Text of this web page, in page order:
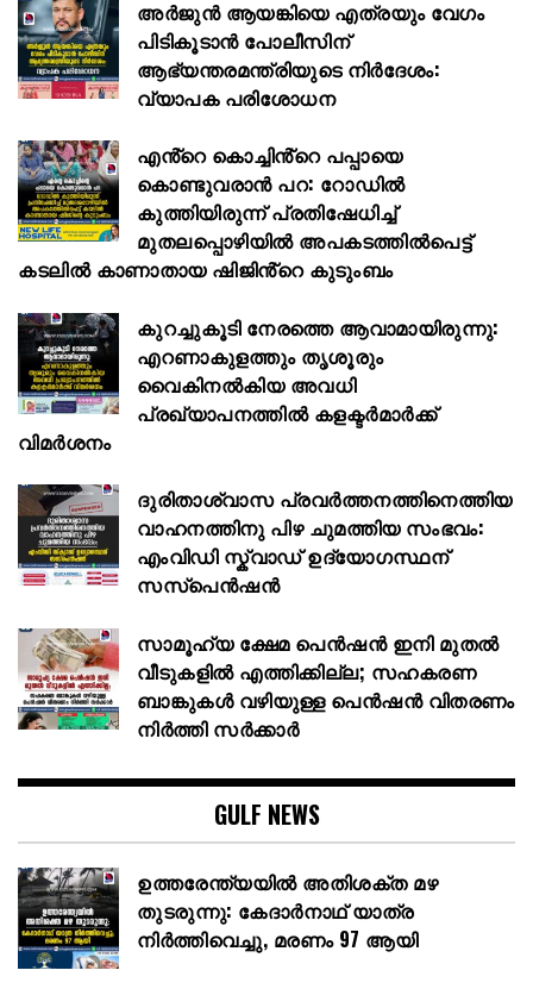
അര്‍ജുന്‍ ആയങ്കിയെ എത്രയും വേഗം
പിടികൂടാന്‍ പോലീസിന്
ആഭ്യന്തരമന്ത്രിയുടെ നിര്‍ദേശം:
വ്യാപക പരിശോധന
എൻ്റെ കൊച്ചിൻ്റെ പപ്പായെ
കൊണ്ടുവരാന്‍ പറ: റോഡില്‍
കുത്തിയിരുന്ന് പ്രതിഷേധിച്ച്
മുതലപ്പൊഴിയില്‍ അപകടത്തില്‍പെട്ട്
കടലില്‍ കാണാതായ ഷിജിൻ്റെ കുടുംബം
കുറച്ചുകൂടി നേരത്തെ ആവാമായിരുന്നു:
എറണാകുളത്തും തൃശൂരും
വൈകിനൽകിയ അവധി
പ്രഖ്യാപനത്തില്‍ കളക്ടര്‍മാര്‍ക്ക്
വിമര്‍ശനം
ദുരിതാശ്വാസ പ്രവർത്തനത്തിനെത്തിയ
വാഹനത്തിനു പിഴ ചുമത്തിയ സംഭവം:
എംവിഡി സ്ക്വാഡ് ഉദ്യോഗസ്ഥന്
സസ്പെൻഷൻ
സാമൂഹ്യ ക്ഷേമ പെൻഷൻ ഇനി മുതൽ
വീടുകളിൽ എത്തിക്കില്ല; സഹകരണ
ബാങ്കുകൾ വഴിയുള്ള പെൻഷൻ വിതരണം
നിർത്തി സർക്കാർ
GULF NEWS
ഉത്തരേന്ത്യയിൽ അതിശക്ത മഴ
തുടരുന്നു: കേദാർനാഥ് യാത്ര
നിർത്തിവെച്ചു, മരണം 97 ആയി